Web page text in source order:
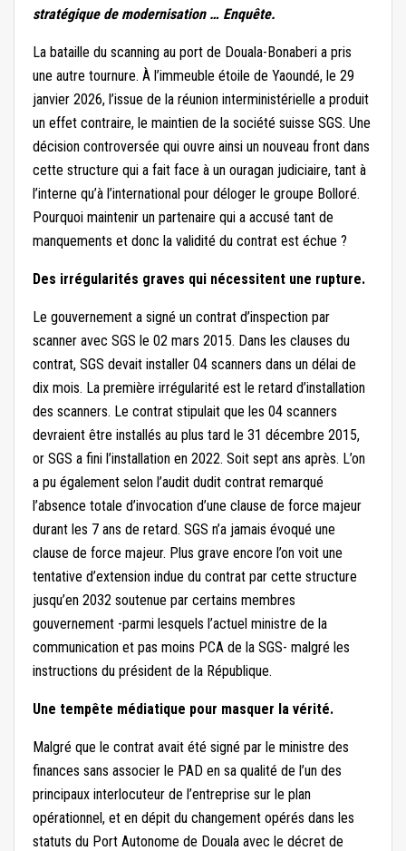
stratégique de modernisation … Enquête.
La bataille du scanning au port de Douala-Bonaberi a pris
une autre tournure. À l’immeuble étoile de Yaoundé, le 29
janvier 2026, l’issue de la réunion interministérielle a produit
un effet contraire, le maintien de la société suisse SGS. Une
décision controversée qui ouvre ainsi un nouveau front dans
cette structure qui a fait face à un ouragan judiciaire, tant à
l’interne qu’à l’international pour déloger le groupe Bolloré.
Pourquoi maintenir un partenaire qui a accusé tant de
manquements et donc la validité du contrat est échue ?
Des irrégularités graves qui nécessitent une rupture.
Le gouvernement a signé un contrat d’inspection par
scanner avec SGS le 02 mars 2015. Dans les clauses du
contrat, SGS devait installer 04 scanners dans un délai de
dix mois. La première irrégularité est le retard d’installation
des scanners. Le contrat stipulait que les 04 scanners
devraient être installés au plus tard le 31 décembre 2015,
or SGS a fini l’installation en 2022. Soit sept ans après. L’on
a pu également selon l’audit dudit contrat remarqué
l’absence totale d’invocation d’une clause de force majeur
durant les 7 ans de retard. SGS n’a jamais évoqué une
clause de force majeur. Plus grave encore l’on voit une
tentative d’extension indue du contrat par cette structure
jusqu’en 2032 soutenue par certains membres
gouvernement -parmi lesquels l’actuel ministre de la
communication et pas moins PCA de la SGS- malgré les
instructions du président de la République.
Une tempête médiatique pour masquer la vérité.
Malgré que le contrat avait été signé par le ministre des
finances sans associer le PAD en sa qualité de l’un des
principaux interlocuteur de l’entreprise sur le plan
opérationnel, et en dépit du changement opérés dans les
statuts du Port Autonome de Douala avec le décret de